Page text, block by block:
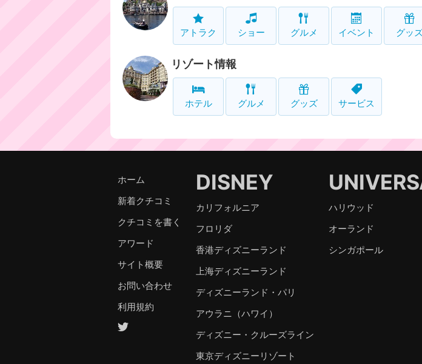
アトラク ショー グルメ イベント グッ
リゾート情報
ホテル グルメ グッズ サービス
ホーム
新着クチコミ
クチコミを書く
アワード
サイト概要
お問い合わせ
利用規約
DISNEY
カリフォルニア
フロリダ
香港ディズニーランド
上海ディズニーランド
ディズニーランド・パリ
アウラニ（ハワイ）
ディズニー・クルーズライン
東京ディズニーリゾート
ハリウッド
オーランド
シンガポール